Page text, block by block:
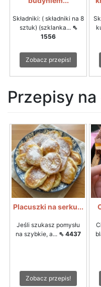
Składniki: ( składniki na 8
sztuk) (szklanka... ⇖
1556
Zobacz przepis!
Przepisy
Placuszki na serku...
Jeśli szukasz pomysłu
na szybkie, a... ⇖ 4437
Zobacz przepis!